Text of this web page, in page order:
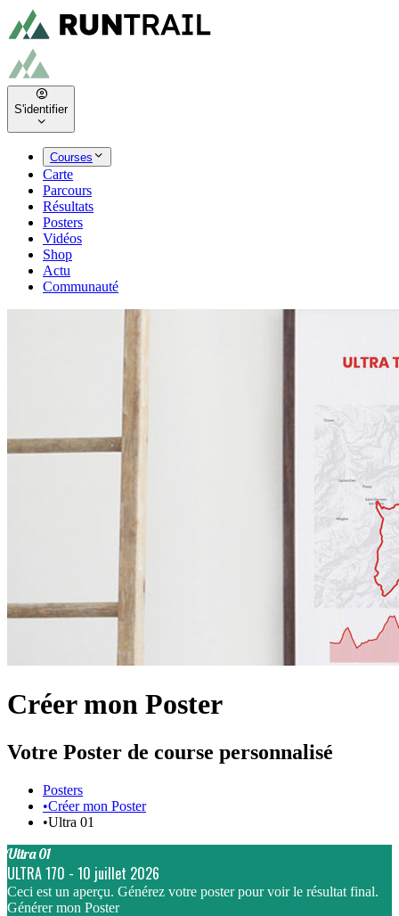
S'identifier
Courses
Carte
Parcours
Résultats
Posters
Vidéos
Shop
Actu
Communauté
Créer mon Poster
Votre Poster de course personnalisé
Posters
•Créer mon Poster
•Ultra 01
Ultra 01
ULTRA 170 - 10 juillet 2026
Ceci est un aperçu. Générez votre poster pour voir le résultat final.
Générer mon Poster